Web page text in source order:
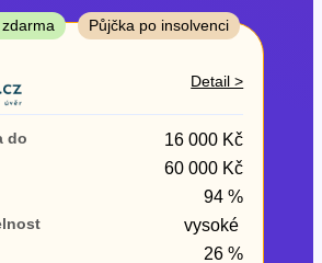
Od
Půjčka po insolvenci
Detail >
do 16 000 Kč
60 000 Kč
94 %
vysoké
26 %